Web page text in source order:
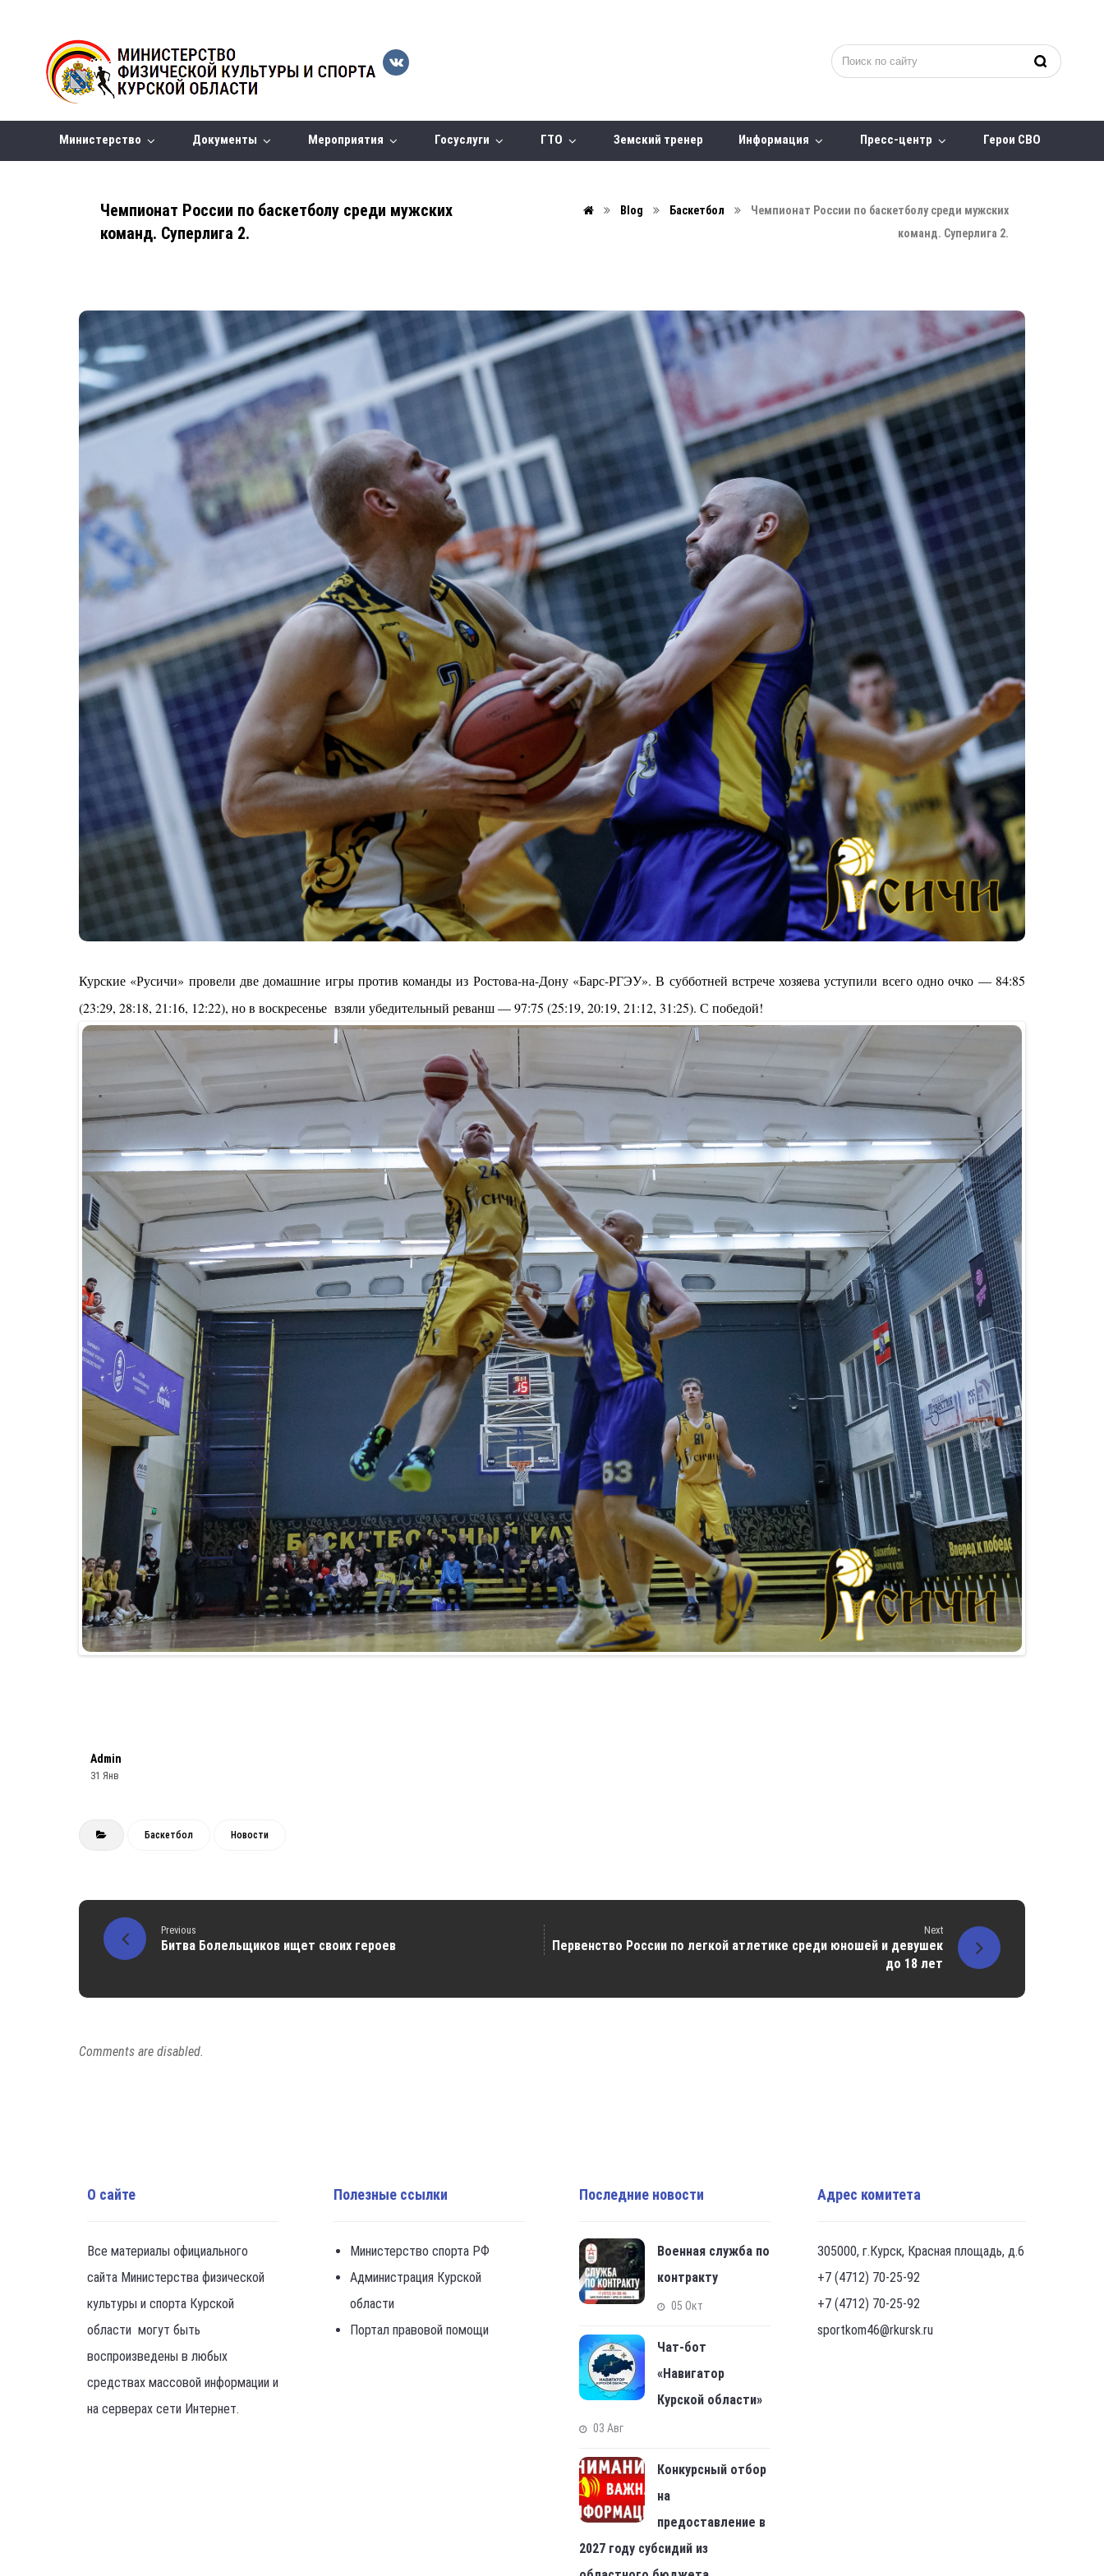
Министерство Документы Мероприятия Госуслуги ГТО Земский тренер Информация Пресс-центр Герои СВО
Чемпионат России по баскетболу среди мужских
команд. Суперлига 2.
Blog Баскетбол
Чемпионат России по баскетболу среди мужских
команд. Суперлига 2.
Курские «Русичи» провели две домашние игры против команды из Ростова-на-Дону «Барс-РГЭУ». В субботней встрече хозяева уступили всего одно очко — 84:85
(23:29, 28:18, 21:16, 12:22), но в воскресенье взяли убедительный реванш — 97:75 (25:19, 20:19, 21:12, 31:25). С победой!
Admin
31 Янв
Баскетбол Новости
Previous
Битва Болельщиков ищет своих героев
Next
Первенство России по легкой атлетике среди юношей и девушек
до 18 лет
Comments are disabled.
О сайте
Все материалы официального
сайта Министерства физической
культуры и спорта Курской
области могут быть
воспроизведены в любых
средствах массовой информации и
на серверах сети Интернет.
Полезные ссылки
Министерство спорта РФ
Администрация Курской
области
Портал правовой помощи
Последние новости
Военная служба по
контракту
05 Окт
Чат-бот
«Навигатор
Курской области»
03 Авг
Конкурсный отбор
на
предоставление в
2027 году субсидий из
Адрес комитета
305000, г.Курск, Красная площадь, д.6
+7 (4712) 70-25-92
+7 (4712) 70-25-92
sportkom46@rkursk.ru